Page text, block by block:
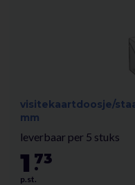
visitekaartdoosje/
mm
leverbaar per 5 stuks
1 .
73
p.st.